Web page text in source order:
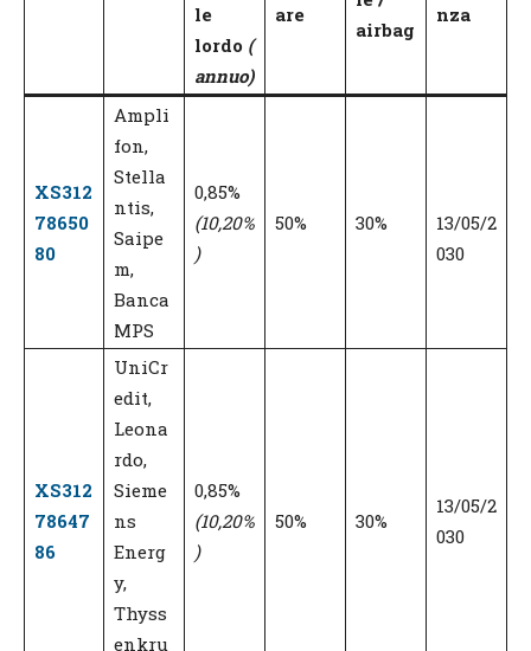
le
lordo (
annuo)
are
airbag
nza
XS312
78650
80
Ampli
fon,
Stella
ntis,
Saipe
m,
Banca
MPS
0,85%
(10,20%
)
50% 30%
13/05/2
030
XS312
78647
86
UniCr
edit,
Leona
rdo,
Sieme
ns
Energ
y,
Thyss
enkru
0,85%
(10,20%
)
50% 30%
13/05/2
030